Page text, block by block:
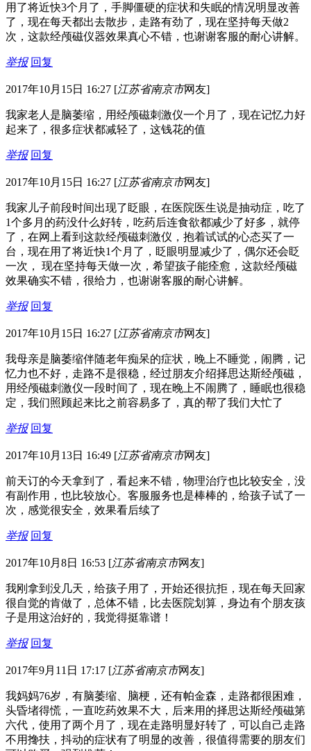
用了将近快3个月了，手脚僵硬的症状和失眠的情况明显改善
了，现在每天都出去散步，走路有劲了，现在坚持每天做2
次，这款经颅磁仪器效果真心不错，也谢谢客服的耐心讲解。
举报 回复
2017年10月15日 16:27 [江苏省南京市网友]
我家老人是脑萎缩，用经颅磁刺激仪一个月了，现在记忆力好
起来了，很多症状都减轻了，这钱花的值
举报 回复
2017年10月15日 16:27 [江苏省南京市网友]
我家儿子前段时间出现了眨眼，在医院医生说是抽动症，吃了
1个多月的药没什么好转，吃药后连食欲都减少了好多，就停
了，在网上看到这款经颅磁刺激仪，抱着试试的心态买了一
台，现在用了将近快1个月了，眨眼明显减少了，偶尔还会眨
一次， 现在坚持每天做一次，希望孩子能痊愈，这款经颅磁
效果确实不错，很给力，也谢谢客服的耐心讲解。
举报 回复
2017年10月15日 16:27 [江苏省南京市网友]
我母亲是脑萎缩伴随老年痴呆的症状，晚上不睡觉，闹腾，记
忆力也不好，走路不是很稳，经过朋友介绍择思达斯经颅磁，
用经颅磁刺激仪一段时间了，现在晚上不闹腾了，睡眠也很稳
定，我们照顾起来比之前容易多了，真的帮了我们大忙了
举报 回复
2017年10月13日 16:49 [江苏省南京市网友]
前天订的今天拿到了，看起来不错，物理治疗也比较安全，没
有副作用，也比较放心。客服服务也是棒棒的，给孩子试了一
次，感觉很安全，效果看后续了
举报 回复
2017年10月8日 16:53 [江苏省南京市网友]
我刚拿到没几天，给孩子用了，开始还很抗拒，现在每天回家
很自觉的肯做了，总体不错，比去医院划算，身边有个朋友孩
子是用这治好的，我觉得挺靠谱！
举报 回复
2017年9月11日 17:17 [江苏省南京市网友]
我妈妈76岁，有脑萎缩、脑梗，还有帕金森，走路都很困难，
头昏堵得慌，一直吃药效果不大，后来用的择思达斯经颅磁第
六代，使用了两个月了，现在走路明显好转了，可以自己走路
不用搀扶，抖动的症状有了明显的改善，很值得需要的朋友们